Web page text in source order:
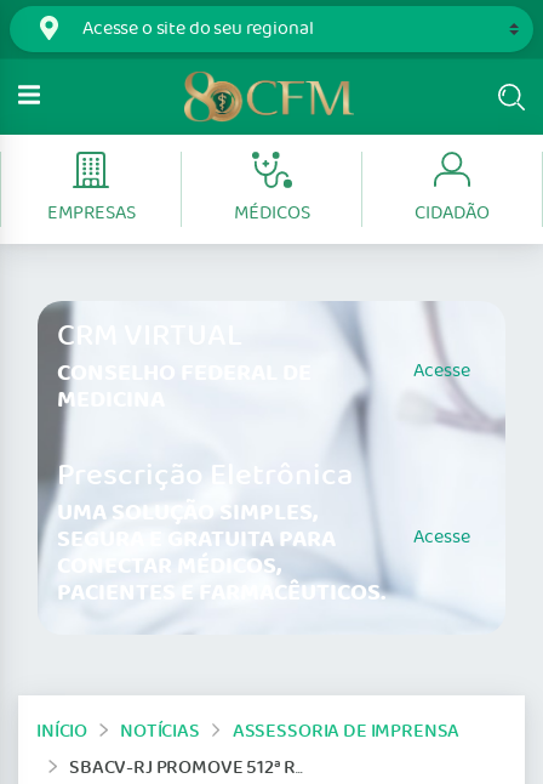
EMPRESAS MÉDICOS CIDADÃO
CRM VIRTUAL
CONSELHO FEDERAL DE
MEDICINA
Acesse
Prescrição Eletrônica
UMA SOLUÇÃO SIMPLES,
SEGURA E GRATUITA PARA
CONECTAR MÉDICOS,
PACIENTES E FARMACÊUTICOS.
Acesse
INÍCIO NOTÍCIAS
ASSESSORIA DE IMPRENSA
SBACV-RJ PROMOVE 512ª REUNIÃO CIENTÍFICA